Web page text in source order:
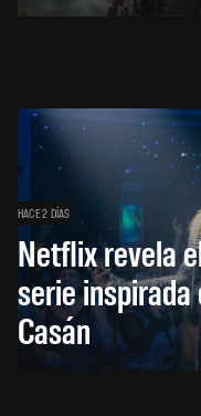
HACE 2 DÍAS
Netflix revela
serie
Casán